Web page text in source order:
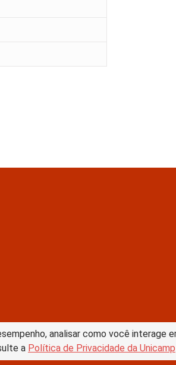
analisar como você
a Política de Privacidade da Unicamp
–